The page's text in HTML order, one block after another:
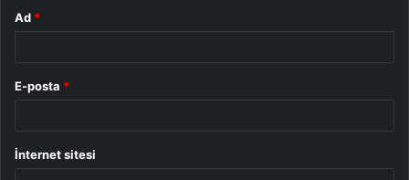
Ad *
E-posta *
İnternet sitesi